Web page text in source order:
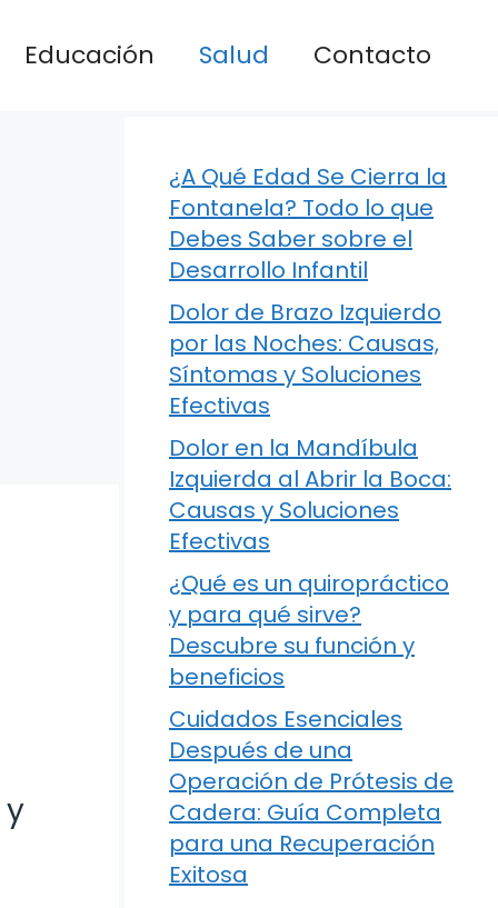
Educación Salud Contacto
¿A Qué Edad Se Cierra la
Fontanela? Todo lo que
Debes Saber sobre el
Desarrollo Infantil
Dolor de Brazo Izquierdo
por las Noches: Causas,
Síntomas y Soluciones
Efectivas
Dolor en la Mandíbula
Izquierda al Abrir la Boca:
Causas y Soluciones
Efectivas
¿Qué es un quiropráctico
y para qué sirve?
Descubre su función y
beneficios
Cuidados Esenciales
Después de una
Operación de Prótesis de
Cadera: Guía Completa
para una Recuperación
Exitosa